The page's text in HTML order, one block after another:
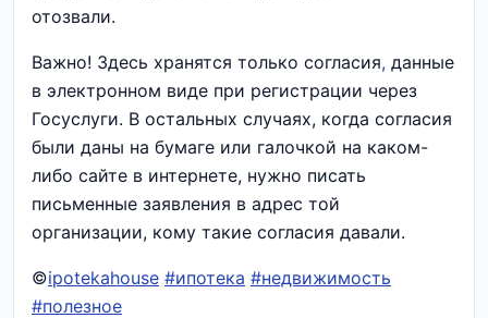
отозвали.
Важно! Здесь хранятся только согласия, данные
в электронном виде при регистрации через
Госуслуги. В остальных случаях, когда согласия
были даны на бумаге или галочкой на каком-
либо сайте в интернете, нужно писать
письменные заявления в адрес той
организации, кому такие согласия давали.
©ipotekahouse #ипотека #недвижимость
#полезное